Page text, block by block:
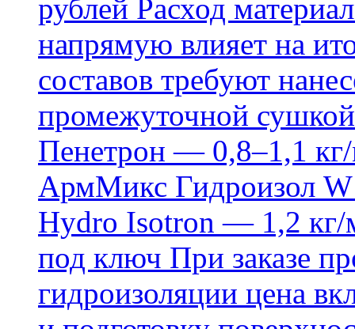
рублей Расход
напрямую влияет на
составов требуют
промежуточной
Пенетрон — 0,8–1,1 кг/
АрмМикс Гидроизол
Hydro Isotron — 1,2 кг/
под ключ При заказе
гидроизоляции цена